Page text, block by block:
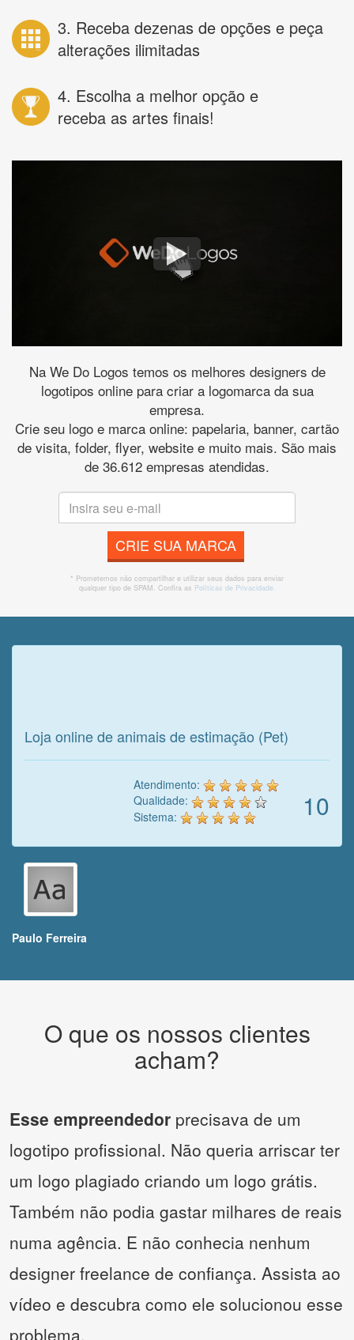
3. Receba dezenas de opções e peça
alterações ilimitadas
4. Escolha a melhor opção e
receba as artes finais!
Na We Do Logos temos os melhores designers de
logotipos online para criar a logomarca da sua
empresa.
Crie seu logo e marca online: papelaria, banner, cartão
de visita, folder, flyer, website e muito mais. São mais
de 36.612 empresas atendidas.
CRIE SUA MARCA
* Prometemos não compartilhar e utilizar seus dados para enviar
qualquer tipo de SPAM. Confira as Políticas de Privacidade.
Loja online de animais de estimação (Pet)
10
Atendimento:
Qualidade:
Sistema:
Paulo Ferreira
O que os nossos clientes
acham?
Esse empreendedor precisava de um
logotipo profissional. Não queria arriscar ter
um logo plagiado criando um logo grátis.
Também não podia gastar milhares de reais
numa agência. E não conhecia nenhum
designer freelance de confiança. Assista ao
vídeo e descubra como ele solucionou esse
problema.